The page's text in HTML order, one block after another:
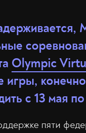
Olympic
с 13 мая
пяти